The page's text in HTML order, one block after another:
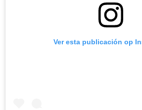
Ver esta publicación op